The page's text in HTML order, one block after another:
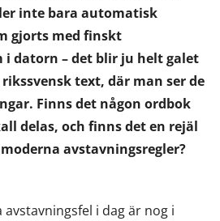
inte bara automatisk
gjorts med finskt
i datorn – det blir ju helt galet
text, där man ser de
Finns det någon ordbok
delas, och finns det en rejäl
avstavningsregler?
i dag är nog i